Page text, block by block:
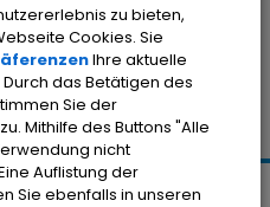
zu bieten,
Cookies. Sie
Ihre aktuelle
das Betätigen des
Sie der
Mithilfe des Buttons "Alle
nicht
Auflistung der
Sie ebenfalls in unseren